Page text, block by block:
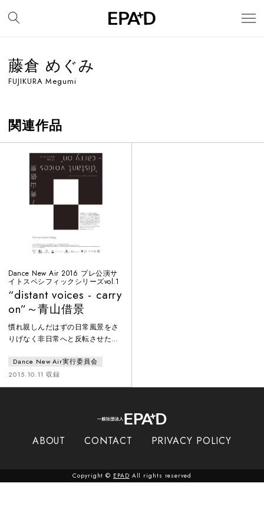
藤倉 めぐみ
FUJIKURA Megumi
関連作品
Dance New Air 2016 プレ公演サ
イトスペシフィックシリーズvol.1
“distant voices - carry
on”～青山借景
慣れ親しんだはずの日常風景をさ
りげなく非日常へと反転させた
Yokohama（横浜借景）』 から3年
－。ハイネ・アヴダルと篠崎由紀
子は、今年30周年を迎えるスパイ
ティストによる国際共同制作
青山借景』に取り組みます。スパ
Dance New Air実行委員会
2015.10.11 収録
ABOUT CONTACT PRIVACY POLICY
Copyright © EPAD All rights reserved